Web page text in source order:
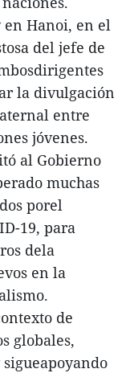
en Hanoi, en el
del jefe de
la divulgación
entre
jóvenes.
al Gobierno
muchas
porel
19, para
dela
en la
de
globales,